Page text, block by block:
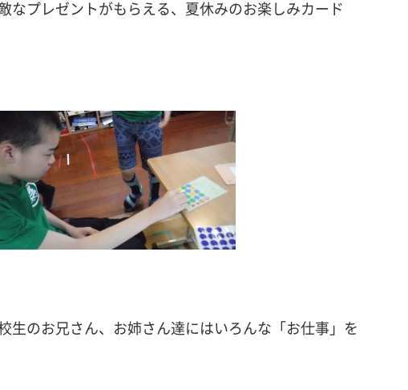
なプレゼントがもらえる、夏休みのお楽しみカード
生のお兄さん、お姉さん達にはいろんな「お仕事」を